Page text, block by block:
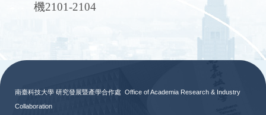
機2101-2104
南臺科技大學 研究發展暨產學合作處 Office of Academia Research & Industry
Collaboration